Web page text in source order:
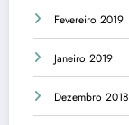
Fevereiro 2019
Janeiro 2019
Dezembro 2018